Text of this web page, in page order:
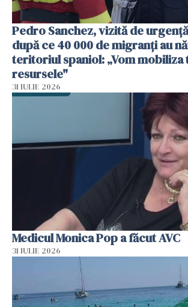
Pedro Sanchez, vizită de
după ce 40 000 de migranți au
teritoriul spaniol: „Vom mobiliza
resursele"
31 IULIE 2026
Medicul Monica Pop a făcut AVC
31 IULIE 2026